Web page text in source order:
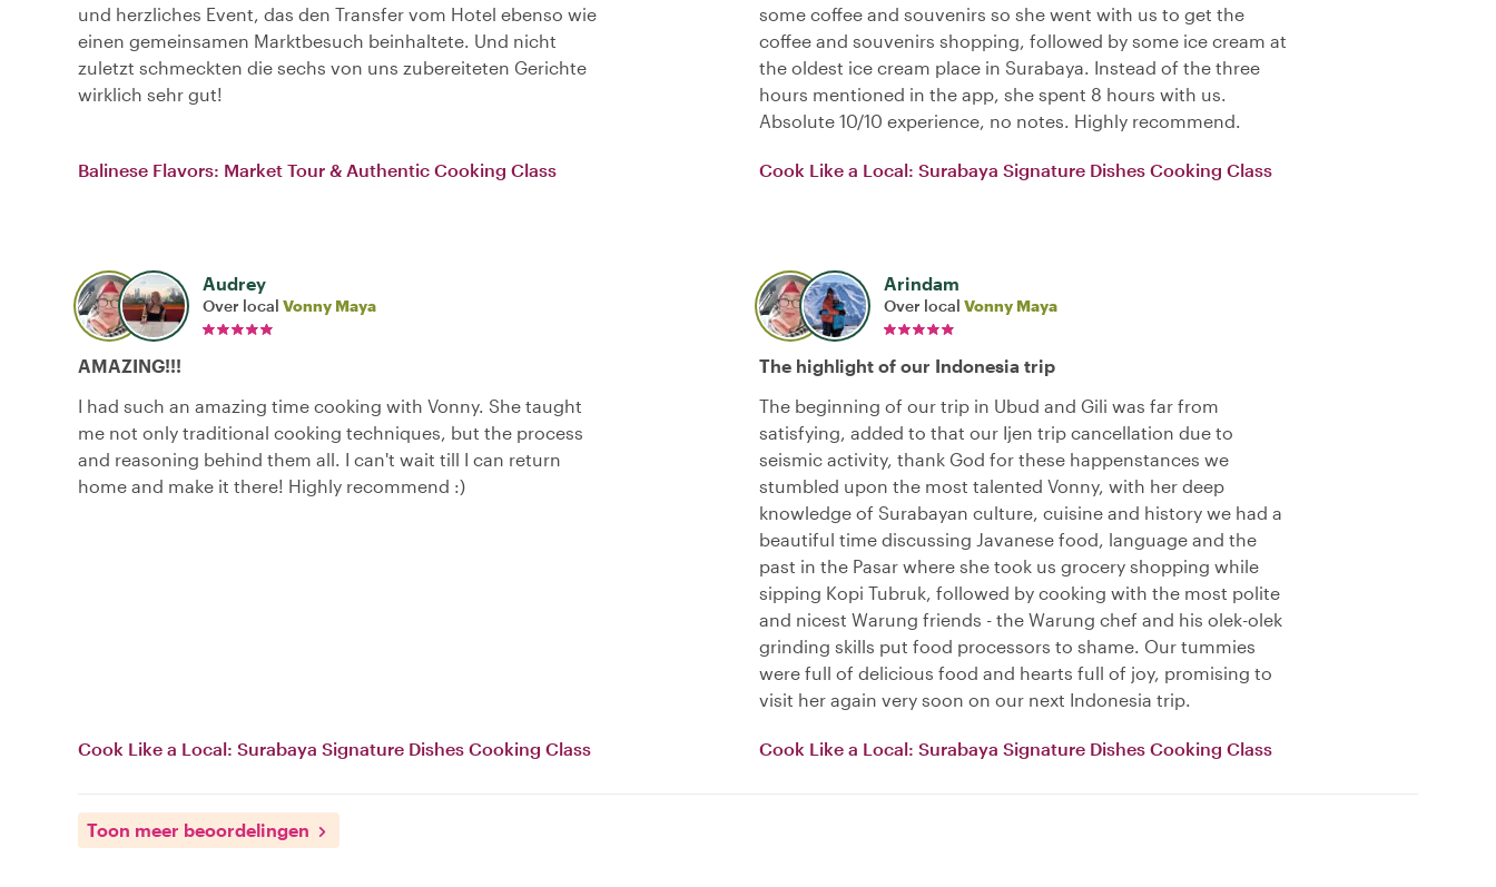
und herzliches Event, das den Transfer vom Hotel ebenso wie
einen gemeinsamen Marktbesuch beinhaltete. Und nicht
zuletzt schmeckten die sechs von uns zubereiteten Gerichte
wirklich sehr gut!
Balinese Flavors: Market Tour & Authentic Cooking Class
some coffee and souvenirs so she went with us to get the
coffee and souvenirs shopping, followed by some ice cream at
the oldest ice cream place in Surabaya. Instead of the three
hours mentioned in the app, she spent 8 hours with us.
Absolute 10/10 experience, no notes. Highly recommend.
Cook Like a Local: Surabaya Signature Dishes Cooking Class
Audrey
Over local Vonny Maya
AMAZING!!!
I had such an amazing time cooking with Vonny. She taught
me not only traditional cooking techniques, but the process
and reasoning behind them all. I can't wait till I can return
home and make it there! Highly recommend :)
Cook Like a Local: Surabaya Signature Dishes Cooking Class
Arindam
Over local Vonny Maya
The highlight of our Indonesia trip
The beginning of our trip in Ubud and Gili was far from
satisfying, added to that our Ijen trip cancellation due to
seismic activity, thank God for these happenstances we
stumbled upon the most talented Vonny, with her deep
knowledge of Surabayan culture, cuisine and history we had a
beautiful time discussing Javanese food, language and the
past in the Pasar where she took us grocery shopping while
sipping Kopi Tubruk, followed by cooking with the most polite
and nicest Warung friends - the Warung chef and his olek-olek
grinding skills put food processors to shame. Our tummies
were full of delicious food and hearts full of joy, promising to
visit her again very soon on our next Indonesia trip.
Cook Like a Local: Surabaya Signature Dishes Cooking Class
Toon meer beoordelingen